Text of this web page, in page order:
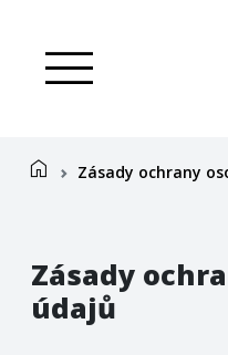
menu
home Zásady ochrany
Zásady
údajů